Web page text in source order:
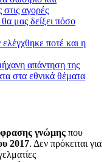
στις αγορές
μας δείξει πόσο
ποτέ και η
απάντηση της
στα εθνικά θέματα
γνώμης που
2017. Δεν πρόκειται για